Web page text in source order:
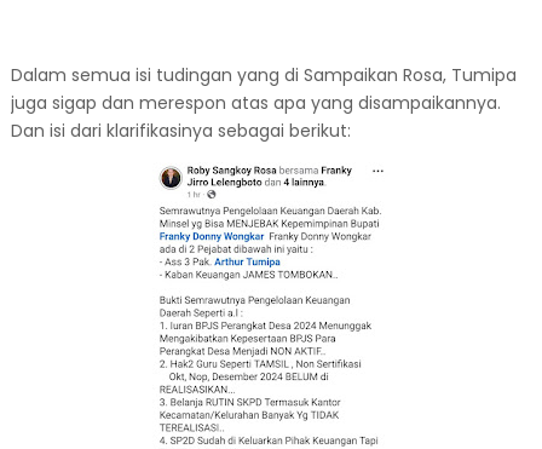
Dalam semua isi tudingan yang di Sampaikan Rosa, Tumipa
juga sigap dan merespon atas apa yang disampaikannya.
Dan isi dari klarifikasinya sebagai berikut: